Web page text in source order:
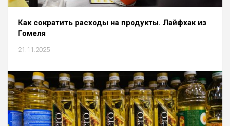
Как сократить расходы на продукты. Лайфхак из
Гомеля
21.11.2025